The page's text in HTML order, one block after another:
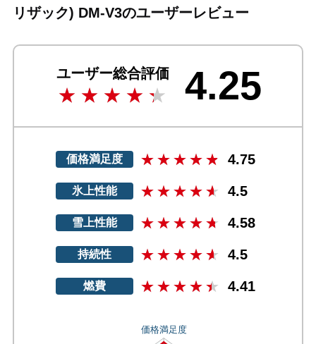
リザック) DM-V3のユーザーレビュー
ユーザー総合評価 4.25
価格満足度 4.75
氷上性能 4.5
雪上性能 4.58
持続性 4.5
燃費 4.41